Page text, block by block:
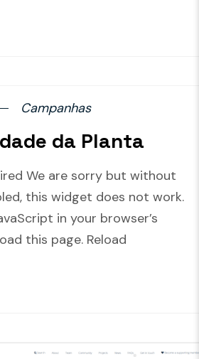
Campanhas
da Planta
We are sorry but without
this widget does not work.
in your browser’s
this page. Reload